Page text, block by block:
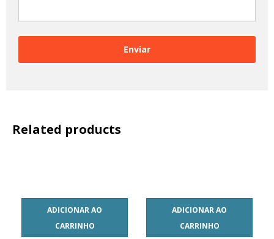
Related products
ADICIONAR AO
CARRINHO
ADICIONAR AO
CARRINHO